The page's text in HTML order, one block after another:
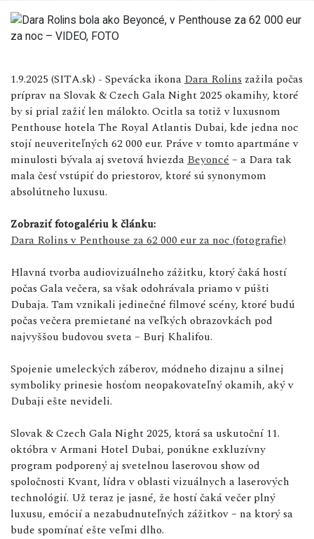
1.9.2025 (SITA.sk) - Spevácka ikona Dara Rolins zažila počas
príprav na Slovak & Czech Gala Night 2025 okamihy, ktoré
by si prial zažiť len málokto. Ocitla sa totiž v luxusnom
Penthouse hotela The Royal Atlantis Dubai, kde jedna noc
stojí neuveriteľných 62 000 eur. Práve v tomto apartmáne v
minulosti bývala aj svetová hviezda Beyoncé – a Dara tak
mala česť vstúpiť do priestorov, ktoré sú synonymom
absolútneho luxusu.
Zobraziť fotogalériu k článku:
Dara Rolins v Penthouse za 62 000 eur za noc (fotografie)
Hlavná tvorba audiovizuálneho zážitku, ktorý čaká hostí
počas Gala večera, sa však odohrávala priamo v púšti
Dubaja. Tam vznikali jedinečné filmové scény, ktoré budú
počas večera premietané na veľkých obrazovkách pod
najvyššou budovou sveta – Burj Khalifou.
Spojenie umeleckých záberov, módneho dizajnu a silnej
symboliky prinesie hosťom neopakovateľný okamih, aký v
Dubaji ešte nevideli.
Slovak & Czech Gala Night 2025, ktorá sa uskutoční 11.
októbra v Armani Hotel Dubai, ponúkne exkluzívny
program podporený aj svetelnou laserovou show od
spoločnosti Kvant, lídra v oblasti vizuálnych a laserových
technológií. Už teraz je jasné, že hostí čaká večer plný
luxusu, emócií a nezabudnuteľných zážitkov – na ktorý sa
bude spomínať ešte veľmi dlho.